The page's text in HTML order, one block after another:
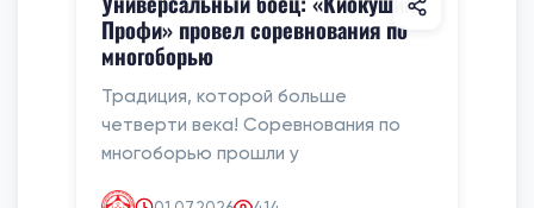
Профи» провел соревнования по
многоборью
Традиция, которой больше
четверти века! Соревнования по
многоборью прошли у